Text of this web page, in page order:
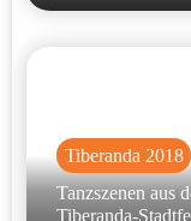
Tiberanda 2018
Tanzszenen aus
Tiberanda-